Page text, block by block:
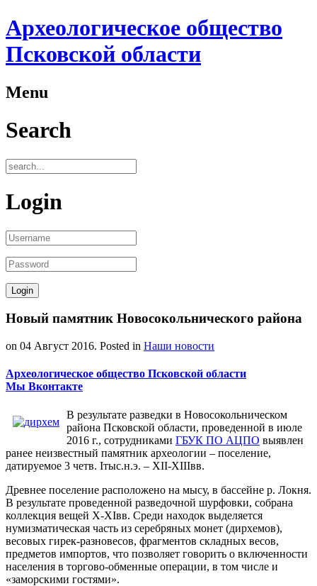
Археологическое общество
Псковской области
Menu
Search
Login
Новый памятник Новосокольнического района
on 04 Август 2016. Posted in Наши новости
Археологическое общество Псковской области
Мы Вконтакте
В результате разведки в Новосокольническом
района Псковской области, проведенной в июле
2016 г., сотрудниками ГБУК ПО АЦПО выявлен
ранее неизвестный памятник археологии – поселение,
датируемое 3 четв. Iтыс.н.э. – XII-XIIIвв.
Древнее поселение расположено на мысу, в бассейне р. Локня.
В результате проведенной разведочной шурфовки, собрана
коллекция вещей X-XIвв. Среди находок выделяется
нумизматическая часть из серебряных монет (дирхемов),
весовых гирек-разновесов, фрагментов складных весов,
предметов импортов, что позволяет говорить о включенности
населения в торгово-обменные операции, в том числе и
«заморскими гостями».